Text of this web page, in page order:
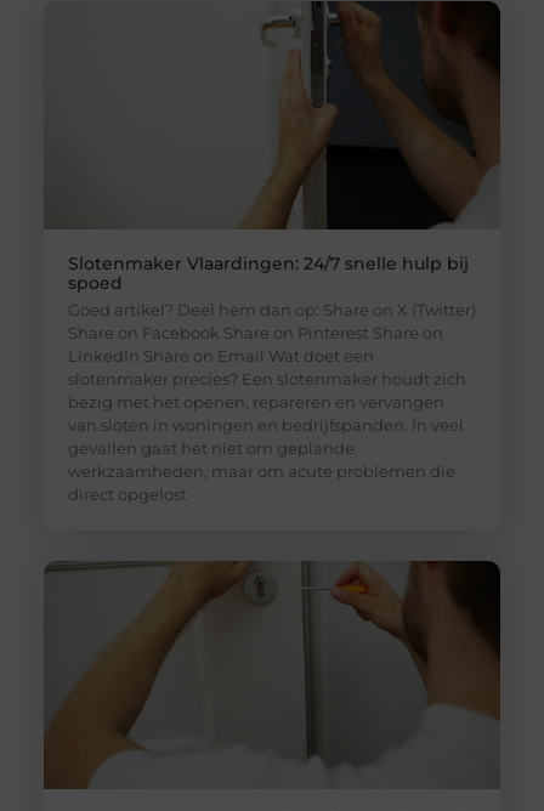
Slotenmaker Vlaardingen: 24/7 snelle hulp bij
spoed
Goed artikel? Deel hem dan op: Share on X (Twitter)
Share on Facebook Share on Pinterest Share on
LinkedIn Share on Email Wat doet een
slotenmaker precies? Een slotenmaker houdt zich
bezig met het openen, repareren en vervangen
van sloten in woningen en bedrijfspanden. In veel
gevallen gaat het niet om geplande
werkzaamheden, maar om acute problemen die
direct opgelost